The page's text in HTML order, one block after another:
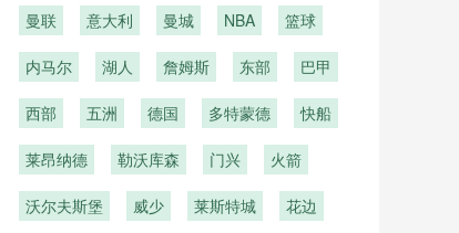
曼联 意大利 曼城 NBA 篮球
内马尔 湖人 詹姆斯 东部 巴甲
西部 五洲 德国 多特蒙德 快船
莱昂纳德 勒沃库森 门兴 火箭
沃尔夫斯堡 威少 莱斯特城 花边